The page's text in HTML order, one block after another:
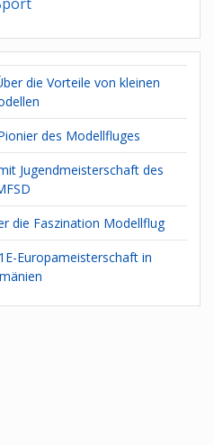
die Vorteile von kleinen
des Modellfluges
Jugendmeisterschaft des
die Faszination Modellflug
Europameisterschaft in